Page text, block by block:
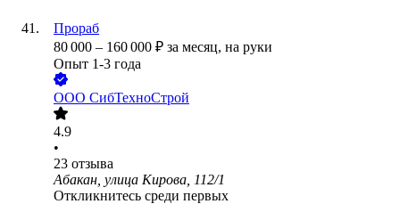
Прораб
80 000 – 160 000 ₽ за месяц, на руки
Опыт 1-3 года
ООО СибТехноСтрой
4.9
•
23 отзыва
Абакан, улица Кирова, 112/1
Откликнитесь среди первых